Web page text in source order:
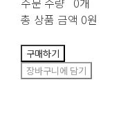
총 상품 금액 0원
구매하기
장바구니에 담기